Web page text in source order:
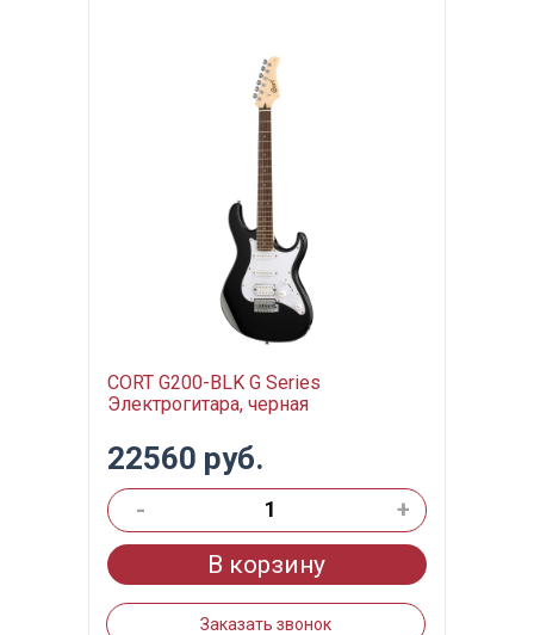
CORT G200-BLK G Series
Электрогитара, черная
22560 руб.
-
+
В корзину
Заказать звонок